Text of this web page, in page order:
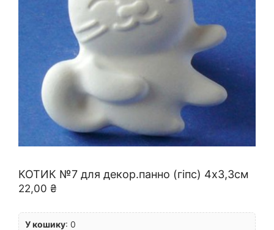
КОТИК №7 для декор.панно (гіпс) 4х3,3см
22,00 ₴
У кошику: 0